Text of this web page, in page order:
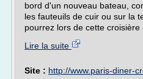
bord d'un nouveau bateau,
les fauteuils de cuir ou sur la
pourrez lors de cette croisière
Lire la suite
Site : http://www.paris-diner-